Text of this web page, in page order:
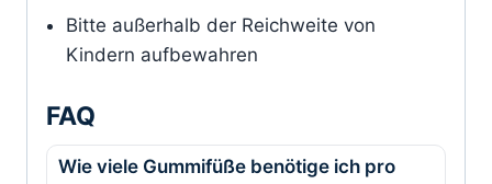
Bitte außerhalb der Reichweite von
Kindern aufbewahren
FAQ
Wie viele Gummifüße benötige ich pro